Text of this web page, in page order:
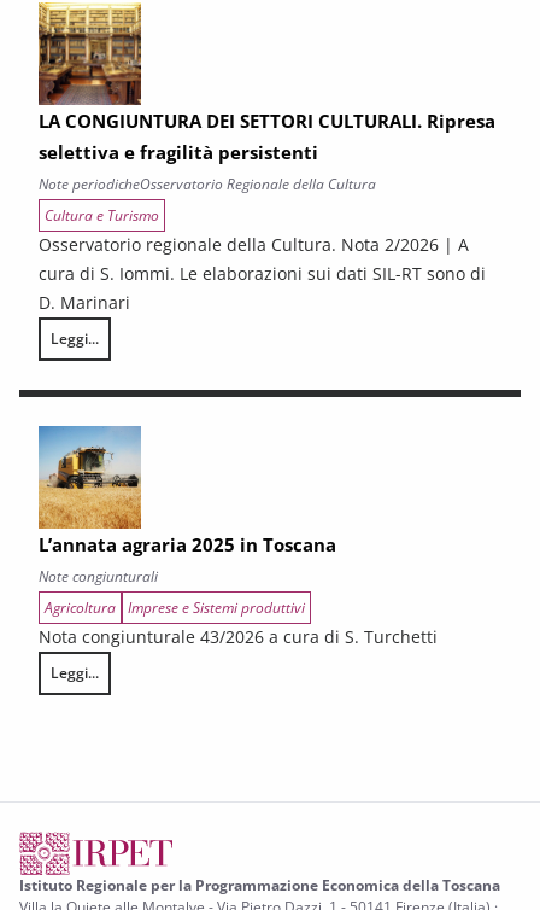
LA CONGIUNTURA DEI SETTORI CULTURALI. Ripresa
selettiva e fragilità persistenti
Note periodicheOsservatorio Regionale della Cultura
Cultura e Turismo
Osservatorio regionale della Cultura. Nota 2/2026 | A
cura di S. Iommi. Le elaborazioni sui dati SIL-RT sono di
D. Marinari
Leggi...
LA CONGIUNTURA DEI SETTORI CULTURALI. Ripresa selettiva e
L’annata agraria 2025 in Toscana
Note congiunturali
Agricoltura Imprese e Sistemi produttivi
Nota congiunturale 43/2026 a cura di S. Turchetti
Leggi...
L’annata agraria 2025 in Toscana
Istituto Regionale per la Programmazione Economica della Toscana